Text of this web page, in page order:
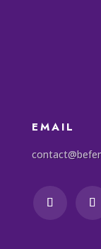
EMAIL